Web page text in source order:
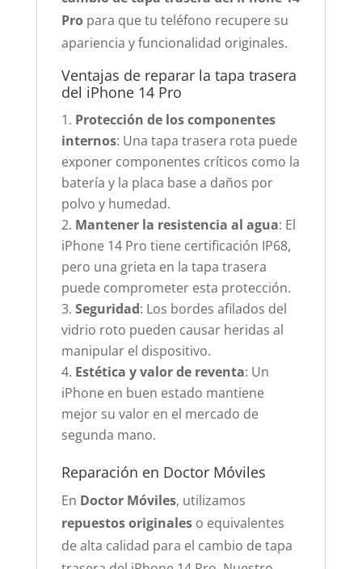
Propara que tu teléfono recupere su
apariencia y funcionalidad originales.
Ventajas de reparar la tapa trasera
del iPhone 14 Pro
Protección de los componentes
internos: Una tapa trasera rota puede
exponer componentes críticos como la
batería y la placa base a daños por
polvo y humedad.
Mantener la resistencia al agua: El
iPhone 14 Pro tiene certificación IP68,
pero una grieta en la tapa trasera
puede comprometer esta protección.
Seguridad: Los bordes afilados del
vidrio roto pueden causar heridas al
manipular el dispositivo.
Estética y valor de reventa: Un
iPhone en buen estado mantiene
mejor su valor en el mercado de
segunda mano.
Reparación en Doctor Móviles
En Doctor Móviles, utilizamos
repuestos originaleso equivalentes
de alta calidad para el cambio de tapa